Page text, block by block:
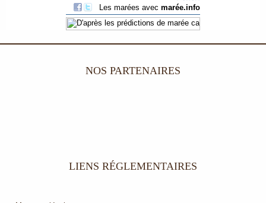
NOS PARTENAIRES
LIENS RÉGLEMENTAIRES